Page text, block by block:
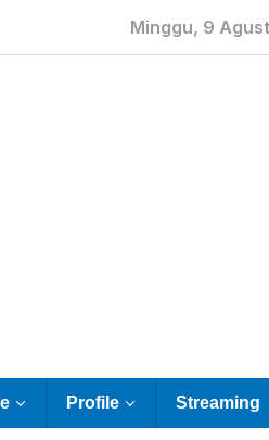
Minggu, 9
Profile Streaming